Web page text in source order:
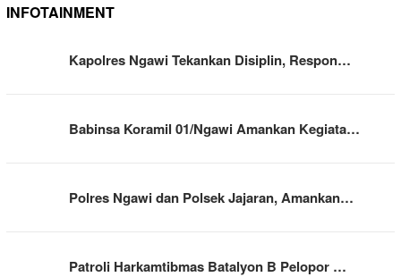
INFOTAINMENT
Kapolres Ngawi Tekankan Disiplin, Respon…
Babinsa Koramil 01/Ngawi Amankan Kegiata…
Polres Ngawi dan Polsek Jajaran, Amankan…
Patroli Harkamtibmas Batalyon B Pelopor …